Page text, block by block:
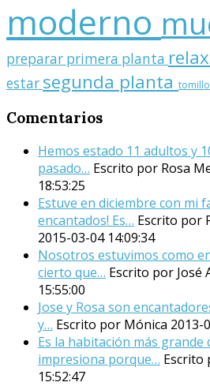
moderno
preparar primera planta relax
estar segunda planta tomillo
Comentarios
Hemos estado 11 adultos y
pasado… Escrito por Rosa
18:53:25
Estuve en diciembre con mi
encantados! Es… Escrito por
2015-03-04 14:09:34
Nosotros estuvimos como
cierto que… Escrito por José
15:55:00
Jose y Rosa son
y… Escrito por Mónica 2013-
Es la habitación más grande
impresiona porque… Escrito
15:52:47